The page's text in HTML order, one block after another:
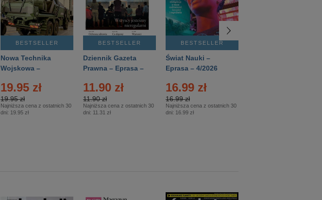
BESTSELLER
Nowa Technika
Wojskowa –
19.95 zł
19.95 zł
Najniższa cena z ostatnich 30
dni: 19.95 zł
BESTSELLER
Dziennik Gazeta
Prawna – Eprasa –
11.90 zł
11.90 zł
Najniższa cena z ostatnich 30
dni: 11.31 zł
BESTSELLER
Świat Nauki –
Eprasa – 4/2026
16.99 zł
16.99 zł
Najniższa cena z ostatnich 30
dni: 16.99 zł